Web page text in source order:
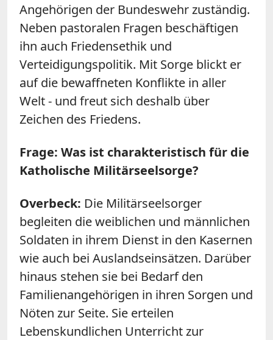
Angehörigen der Bundeswehr zuständig.
Neben pastoralen Fragen beschäftigen
ihn auch Friedensethik und
Verteidigungspolitik. Mit Sorge blickt er
auf die bewaffneten Konflikte in aller
Welt - und freut sich deshalb über
Zeichen des Friedens.
Frage: Was ist charakteristisch für die
Katholische Militärseelsorge?
Overbeck: Die Militärseelsorger
begleiten die weiblichen und männlichen
Soldaten in ihrem Dienst in den Kasernen
wie auch bei Auslandseinsätzen. Darüber
hinaus stehen sie bei Bedarf den
Familienangehörigen in ihren Sorgen und
Nöten zur Seite. Sie erteilen
Lebenskundlichen Unterricht zur